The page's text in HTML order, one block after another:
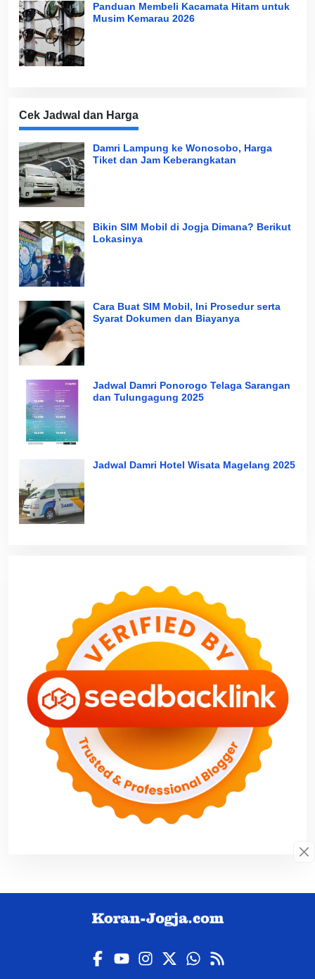
Panduan Membeli Kacamata Hitam untuk
Musim Kemarau 2026
Cek Jadwal dan Harga
Damri Lampung ke Wonosobo, Harga
Tiket dan Jam Keberangkatan
Bikin SIM Mobil di Jogja Dimana? Berikut
Lokasinya
Cara Buat SIM Mobil, Ini Prosedur serta
Syarat Dokumen dan Biayanya
Jadwal Damri Ponorogo Telaga Sarangan
dan Tulungagung 2025
Jadwal Damri Hotel Wisata Magelang 2025